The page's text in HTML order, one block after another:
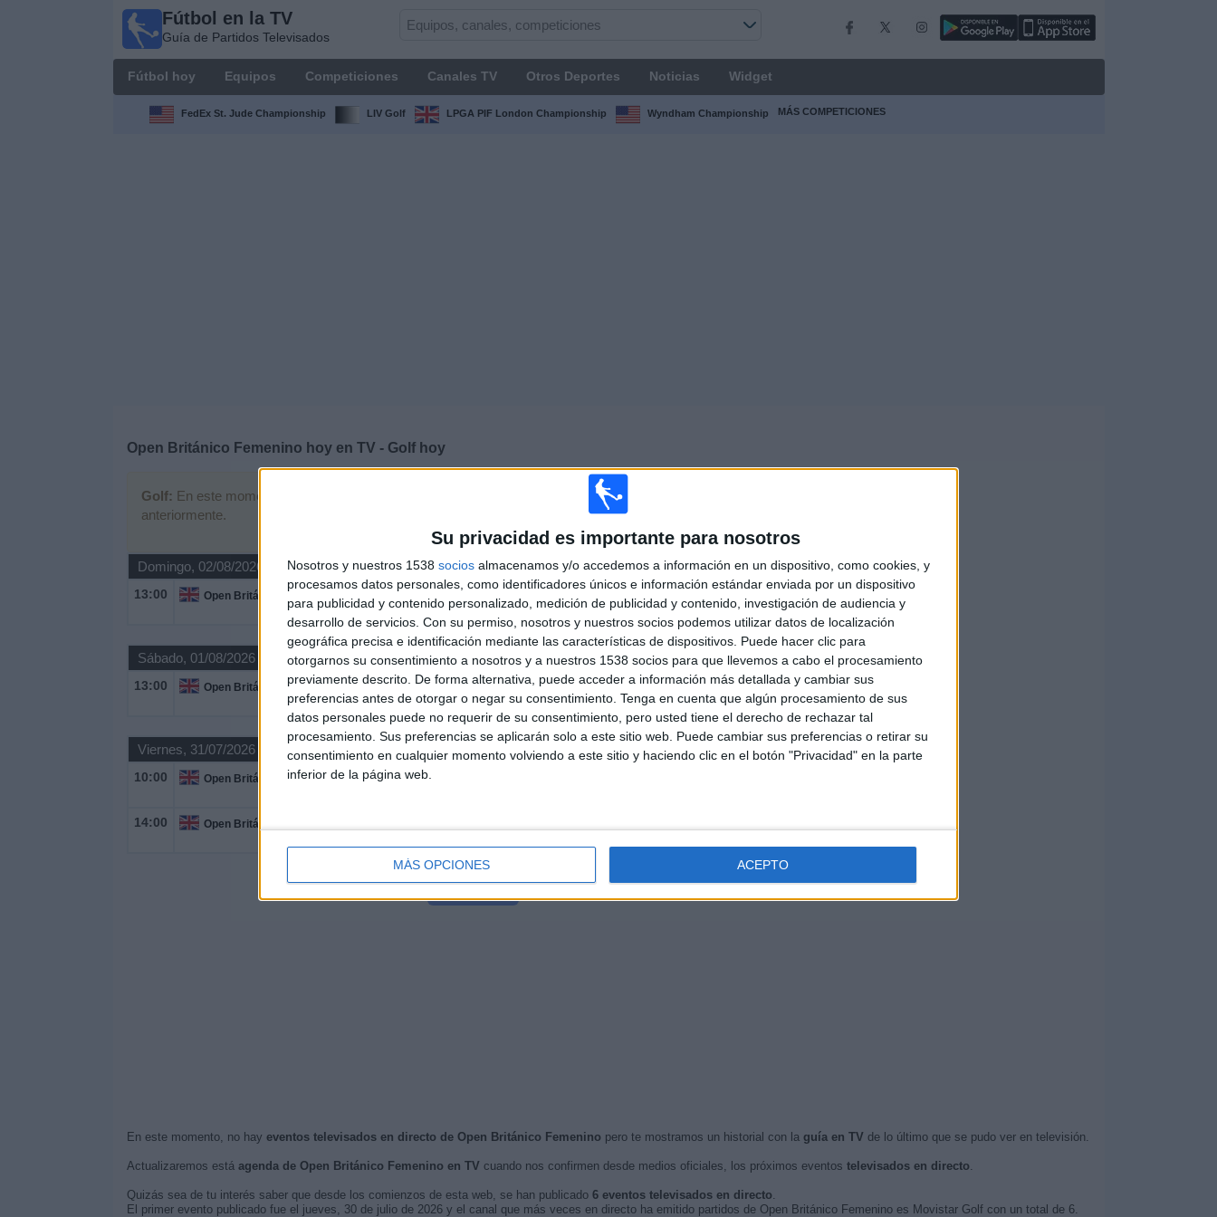
Su privacidad es importante para nosotros
Nosotros y nuestros 1538 socios almacenamos y/o accedemos a información en un dispositivo, como cookies, y
procesamos datos personales, como identificadores únicos e información estándar enviada por un dispositivo
para publicidad y contenido personalizado, medición de publicidad y contenido, investigación de audiencia y
desarrollo de servicios. Con su permiso, nosotros y nuestros socios podemos utilizar datos de localización
geográfica precisa e identificación mediante las características de dispositivos. Puede hacer clic para
otorgarnos su consentimiento a nosotros y a nuestros 1538 socios para que llevemos a cabo el procesamiento
previamente descrito. De forma alternativa, puede acceder a información más detallada y cambiar sus
preferencias antes de otorgar o negar su consentimiento. Tenga en cuenta que algún procesamiento de sus
datos personales puede no requerir de su consentimiento, pero usted tiene el derecho de rechazar tal
procesamiento. Sus preferencias se aplicarán solo a este sitio web. Puede cambiar sus preferencias o retirar su
consentimiento en cualquier momento volviendo a este sitio y haciendo clic en el botón "Privacidad" en la parte
inferior de la página web.
MÁS OPCIONES ACEPTO
Fútbol en la TV
Guía de Partidos Televisados
Fútbol hoy Equipos Competiciones Canales TV Otros Deportes Noticias Widget
FedEx St. Jude Championship LIV Golf LPGA PIF London Championship Wyndham Championship MÁS COMPETICIONES
Open Británico Femenino hoy en TV - Golf hoy
Golf: En este momento no hay ningún partido televisado. Puedes consultar el historial de partidos televisados
anteriormente.
Domingo, 02/08/2026
13:00
Jornada
Movistar Golf
(M68)
Sábado, 01/08/2026
13:00 Open Británico Femenino
Jornada
3
Movistar Golf
(M68)
Viernes, 31/07/2026
10:00 Open Británico Femenino
14:00
(M68)
Más días
En este momento, no hay eventos televisados en directo de Open Británico Femenino pero te mostramos un historial con la guía en TV de lo último que se pudo ver en televisión.
Actualizaremos está agenda de Open Británico Femenino en TV cuando nos confirmen desde medios oficiales, los próximos eventos televisados en directo.
Quizás sea de tu interés saber que desde los comienzos de esta web, se han publicado 6 eventos televisados en directo.
El primer evento publicado fue el jueves, 30 de julio de 2026 y el canal que más veces en directo ha emitido partidos de Open Británico Femenino es Movistar Golf con un total de 6.